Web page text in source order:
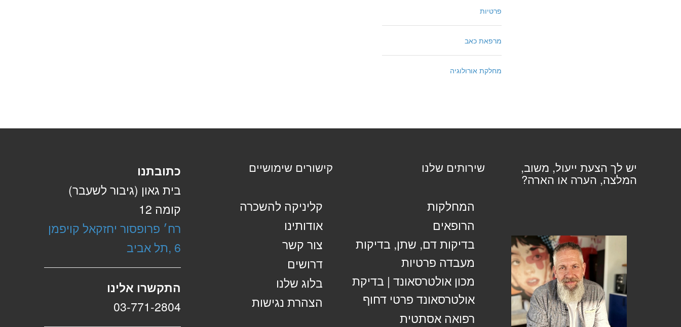
פרטיות
מרפאת כאב
מחלקת אורולוגיה
יש לך הצעת ייעול, משוב,
המלצה, הערה או הארה?
שירותים שלנו
המחלקות
הרופאים
בדיקות דם, שתן, בדיקות
מעבדה פרטיות
מכון אולטרסאונד | בדיקת
אולטרסאונד פרטי דחוף
רפואה אסתטית
קישורים שימושיים
קליניקה להשכרה
אודותינו
צור קשר
דרושים
בלוג שלנו
הצהרת נגישות
כתובתנו
בית גאון (גיבור לשעבר)
קומה 12
רח׳ פרופסור יחזקאל קויפמן
6 ,תל אביב
התקשרו אלינו
03-771-2804